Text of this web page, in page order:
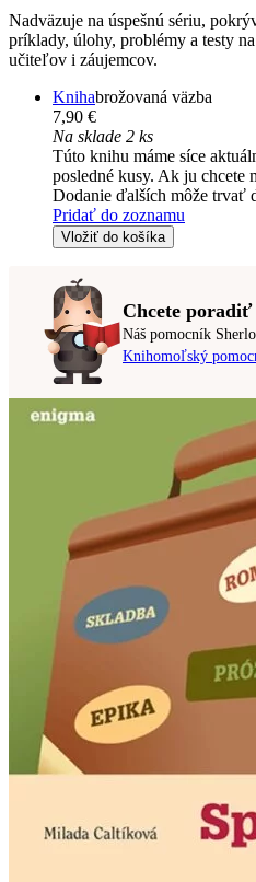
Nadväzuje na úspešnú sériu,
príklady, úlohy, problémy a testy
učiteľov i záujemcov.
Knihabrožovaná väzba
7,90 €
Na sklade 2 ks
Túto knihu máme síce
posledné kusy. Ak ju chcete
Dodanie ďalších môže trvať
Pridať do zoznamu
Vložiť do košíka
Chcete
Náš pomocník
Knihomoľský